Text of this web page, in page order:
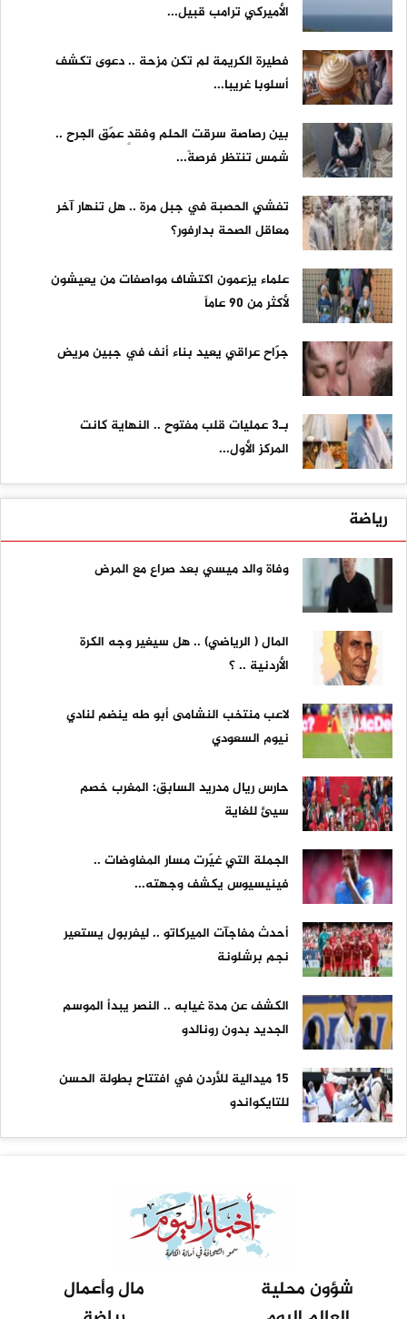
الأميركي ترامب قبيل...
فطيرة الكريمة لم تكن مزحة .. دعوى تكشف
أسلوبا غريبا...
بين رصاصة سرقت الحلم وفقدٍ عمّق الجرح ..
شمس تنتظر فرصةً...
تفشي الحصبة في جبل مرة .. هل تنهار آخر
معاقل الصحة بدارفور؟
علماء يزعمون اكتشاف مواصفات من يعيشون
لأكثر من 90 عاماً
جرّاح عراقي يعيد بناء أنف في جبين مريض
بـ3 عمليات قلب مفتوح .. النهاية كانت
المركز الأول...
رياضة
وفاة والد ميسي بعد صراع مع المرض
المال ( الرياضي) .. هل سيغير وجه الكرة
الأردنية .. ؟
لاعب منتخب النشامى أبو طه ينضم لنادي
نيوم السعودي
حارس ريال مدريد السابق: المغرب خصم
سيئ للغاية
الجملة التي غيّرت مسار المفاوضات ..
فينيسيوس يكشف وجهته...
أحدث مفاجآت الميركاتو .. ليفربول يستعير
نجم برشلونة
الكشف عن مدة غيابه .. النصر يبدأ الموسم
الجديد بدون رونالدو
15 ميدالية للأردن في افتتاح بطولة الحسن
للتايكواندو
شؤون محلية
مال وأعمال